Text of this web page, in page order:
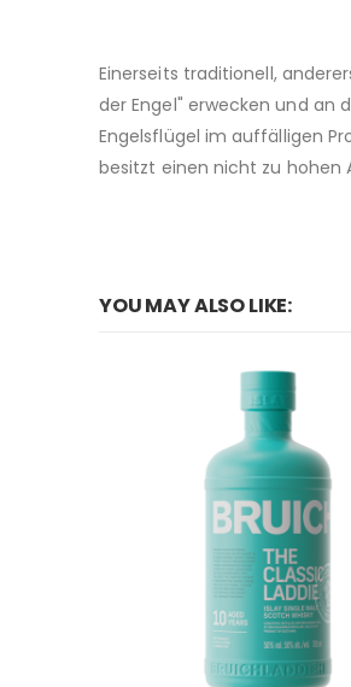
Einerseits traditionell,
der Engel" erwecken und an
Engelsflügel im auffälligen
besitzt einen nicht zu hohen
YOU MAY ALSO LIKE: